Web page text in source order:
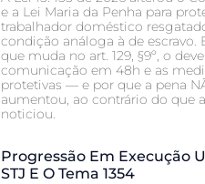
e a Lei Maria da Penha para
trabalhador doméstico
condição análoga à de escravo.
que muda no art. 129, §9º, o
comunicação em 48h e as
protetivas — e por que a pena
aumentou, ao contrário do que
noticiou.
Progressão Em Execução
STJ E O Tema 1354